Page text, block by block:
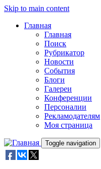
Skip to main content
Главная
Главная
Поиск
Рубрикатор
Новости
События
Блоги
Галереи
Конференции
Персоналии
Рекламодателям
Моя страница
Toggle navigation